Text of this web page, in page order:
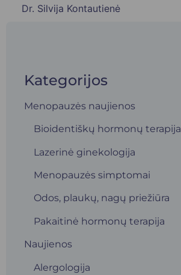
Dr. Silvija Kontautienė
Kategorijos
Menopauzės naujienos
Bioidentiškų hormonų terapija
Lazerinė ginekologija
Menopauzės simptomai
Odos, plaukų, nagų priežiūra
Pakaitinė hormonų terapija
Naujienos
Alergologija